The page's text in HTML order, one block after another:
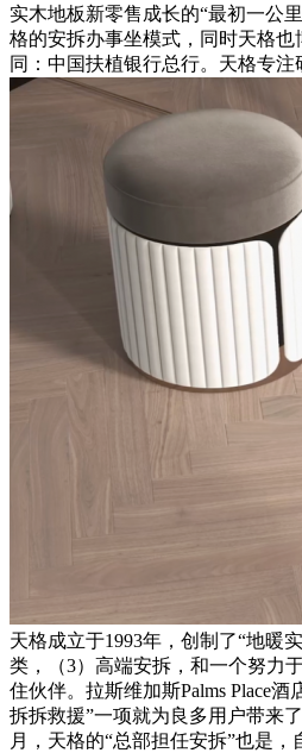
实木地板新零售成长的“最初一公
格的安拆办事坐模式，同时天格
同：中国扶植银行总行。天格专注
天格成立于1993年，创制了“地暖
类，（3）高端安拆，和一个努力
住伙伴。拉斯维加斯Palms Place酒
拆拆救援”一项就为良多用户带来
月，天格的“总部担任安拆”也是